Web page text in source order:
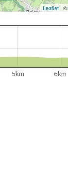
Leaflet | ©
5km 6km